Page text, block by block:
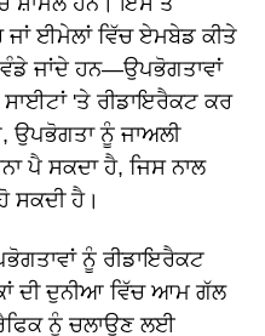
ਜਾਂ ਈਮੇਲਾਂ ਵਿੱਚ ਏਮਬੇਡ ਕੀਤੇ
ਜਾਂਦੇ ਹਨ—ਉਪਭੋਗਤਾਵਾਂ
'ਤੇ ਰੀਡਾਇਰੈਕਟ ਕਰ
ਉਪਭੋਗਤਾ ਨੂੰ ਜਾਅਲੀ
ਪੈ ਸਕਦਾ ਹੈ, ਜਿਸ ਨਾਲ
ਸਕਦੀ ਹੈ।
ਨੂੰ ਰੀਡਾਇਰੈਕਟ
ਦੀ ਦੁਨੀਆ ਵਿੱਚ ਆਮ ਗੱਲ
ਨੂੰ ਚਲਾਉਣ ਲਈ